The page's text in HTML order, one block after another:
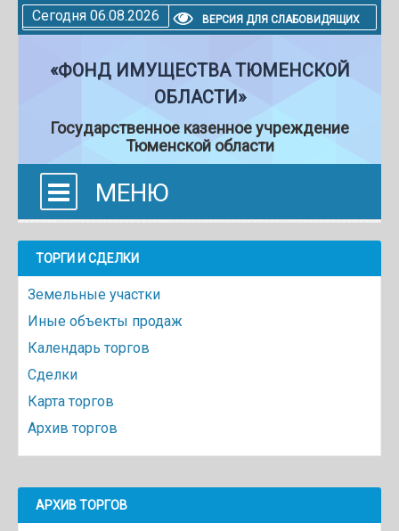
Сегодня 06.08.2026 ВЕРСИЯ ДЛЯ СЛАБОВИДЯЩИХ
«ФОНД ИМУЩЕСТВА ТЮМЕНСКОЙ
ОБЛАСТИ»
Государственное казенное учреждение
Тюменской области
МЕНЮ
ТОРГИ И СДЕЛКИ
Земельные участки
Иные объекты продаж
Календарь торгов
Сделки
Карта торгов
Архив торгов
АРХИВ ТОРГОВ